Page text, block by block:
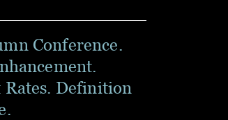
Conference.
Rates. Definition